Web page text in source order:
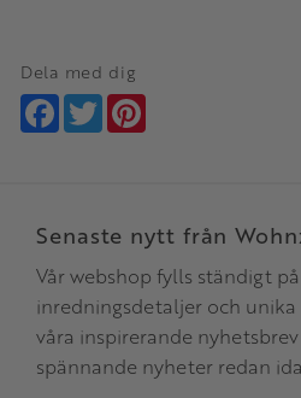
Dela med dig
Facebook
Twitter
Senaste nytt från
Vår webshop fylls ständigt
inredningsdetaljer och
våra inspirerande
spännande nyheter redan